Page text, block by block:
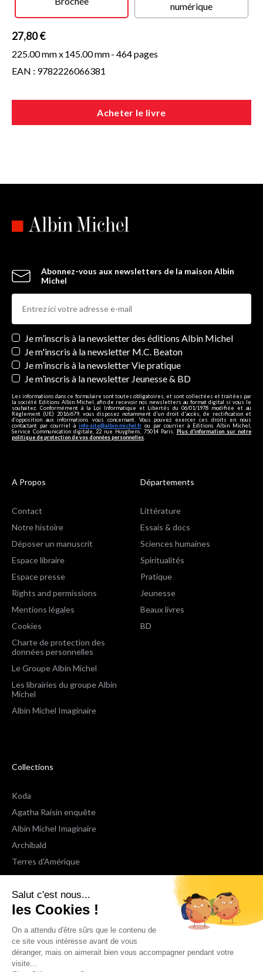
Salut c'est nous...
les Cookies !
On a attendu d'être sûrs que le contenu de
ce site vous intéresse avant de vous
déranger, mais on aimerait bien vous accompagner pendant votre
visite...
occidental moderne, de sa culture, de sa civilisation.
numérique
27,80 €
225.00 mm x145.00 mm- 464 pages
EAN : 9782226066381
Acheter le livre
Abonnez-vous aux newsletters de la maison Albin
Michel
Newsletters
Je m’inscris à la newsletter des éditions Albin Michel
Je m'inscris à la newsletter M.C. Beaton
Je m’inscris à la newsletter Vie pratique
Je m’inscris à la newsletter Jeunesse & BD
Les informations dans ce formulaire sont toutes obligatoires, et sont collectées et traitées par
la société Editions Albin Michel, afin de recevoir nos newsletters au format digital si vous le
souhaitez. Conformément à la Loi Informatique et Libertés du 06/01/1978 modifiée et au
Règlement (UE) 2016/679, vous disposez notamment d'un droit d'accès, de rectification et
d’opposition aux informations vous concernant. Vous pouvez exercer ces droits en nous
contactant par courriel à info-site@albin-michel.fr ou par courrier à Editions Albin Michel,
Service Communication digitale, 22 rue Huyghens, 75014 Paris. Plus d’information sur notre
politique de protection de vos données personnelles.
A Propos
Contact
Notre histoire
Déposer un manuscrit
Espace libraire
Espace presse
Rights and permissions
Mentions légales
Cookies
Charte de protection des
données personnelles
Le Groupe Albin Michel
Les librairies du groupe Albin
Michel
Albin Michel Imaginaire
Départements
Littérature
Essais & docs
Sciences humaines
Spiritualités
Pratique
Jeunesse
Beaux livres
BD
Collections
Koda
Agatha Raisin enquête
Albin Michel Imaginaire
Archibald
Terres d'Amérique
Espaces Libres Poche
NOX
Wiz
Voir toutes les collections
Nous suivre